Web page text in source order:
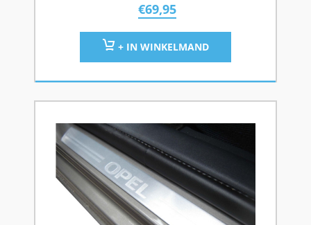
€69,95
+ IN WINKELMAND